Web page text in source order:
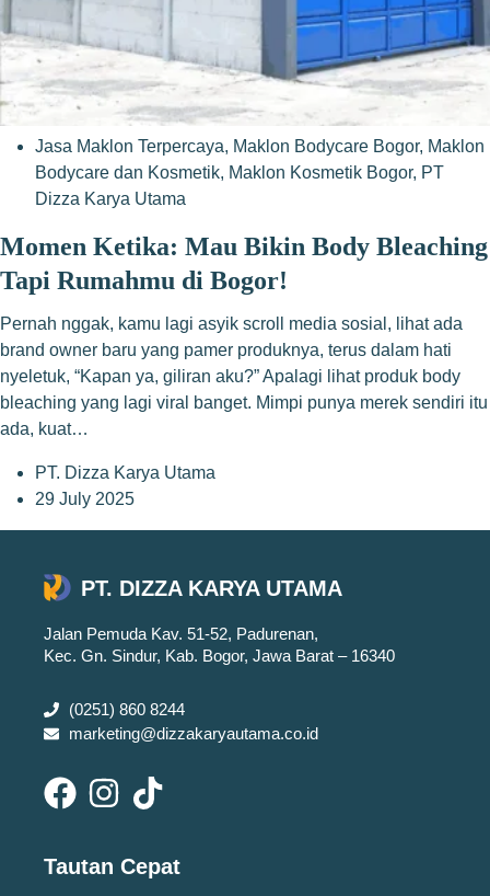
Jasa Maklon Terpercaya, Maklon Bodycare Bogor, Maklon
Bodycare dan Kosmetik, Maklon Kosmetik Bogor, PT
Dizza Karya Utama
Momen Ketika: Mau Bikin Body Bleaching
Tapi Rumahmu di Bogor!
Pernah nggak, kamu lagi asyik scroll media sosial, lihat ada
brand owner baru yang pamer produknya, terus dalam hati
nyeletuk, “Kapan ya, giliran aku?” Apalagi lihat produk body
bleaching yang lagi viral banget. Mimpi punya merek sendiri itu
ada, kuat…
PT. Dizza Karya Utama
29 July 2025
PT. DIZZA KARYA UTAMA
Jalan Pemuda Kav. 51-52, Padurenan,
Kec. Gn. Sindur, Kab. Bogor, Jawa Barat – 16340
(0251) 860 8244
marketing@dizzakaryautama.co.id
Tautan Cepat